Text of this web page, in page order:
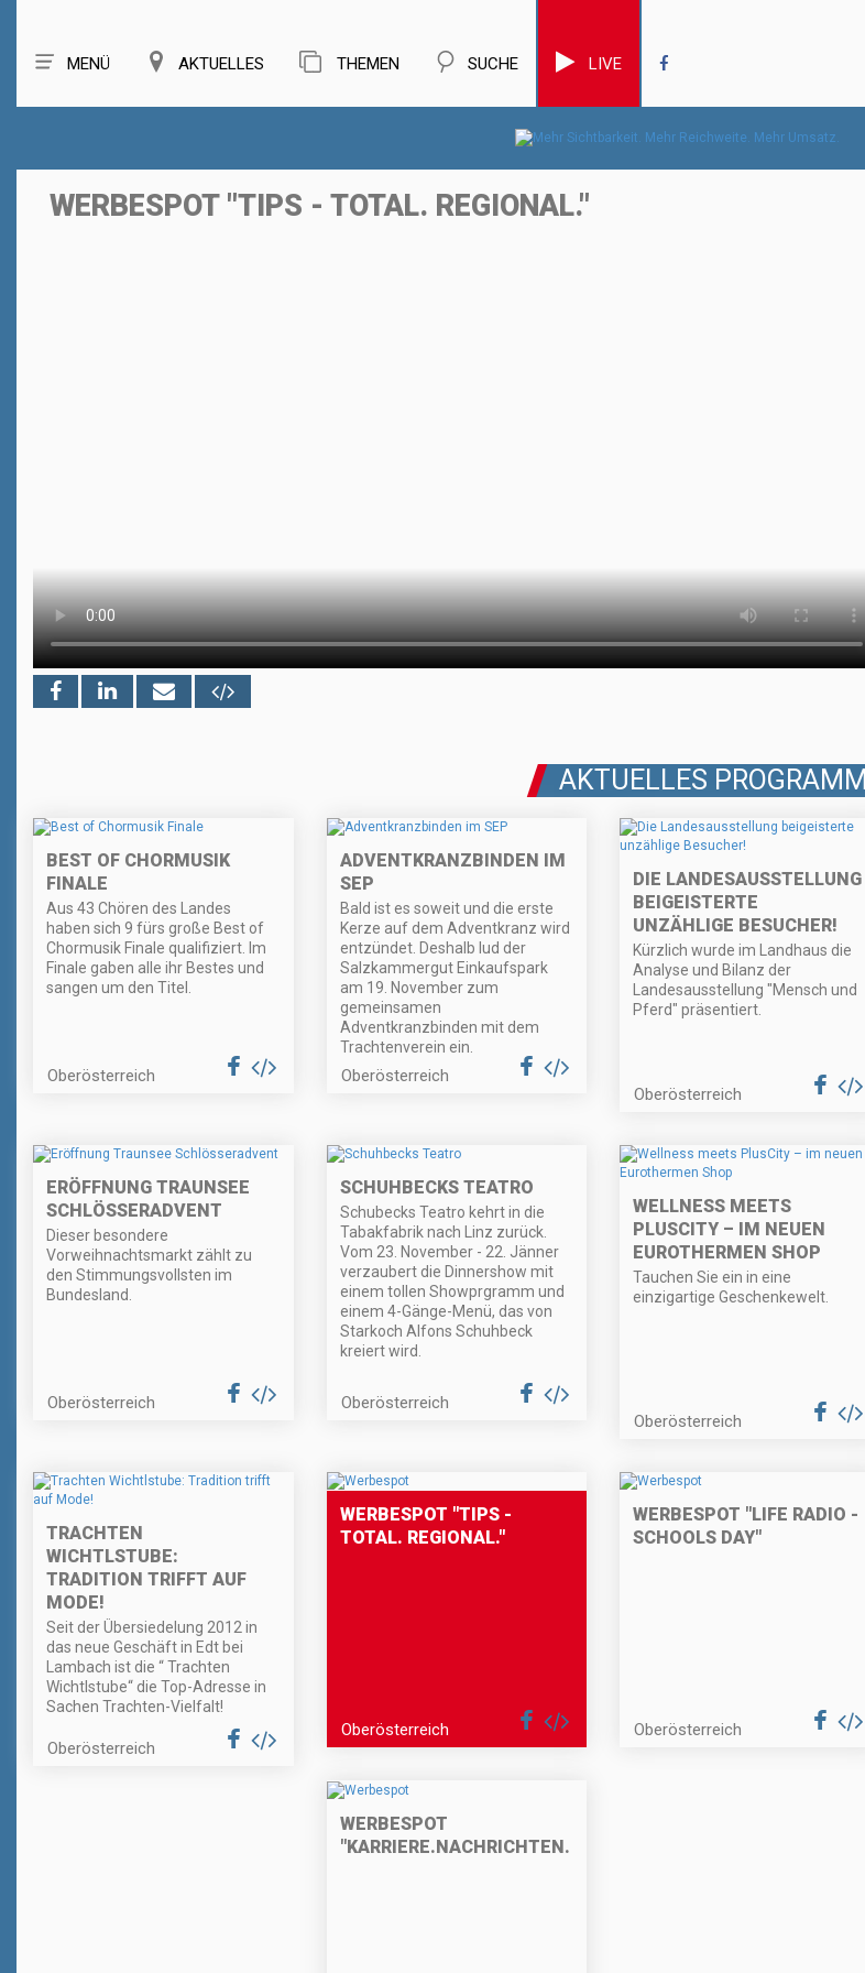
MENÜ AKTUELLES THEMEN SUCHE LIVE
WERBESPOT "TIPS - TOTAL. REGIONAL."
AKTUELLES PROGRAMM
BEST OF CHORMUSIK
FINALE
Aus 43 Chören des Landes
haben sich 9 fürs große Best of
Chormusik Finale qualifiziert. Im
Finale gaben alle ihr Bestes und
sangen um den Titel.
Oberösterreich
ADVENTKRANZBINDEN IM
SEP
Bald ist es soweit und die erste
Kerze auf dem Adventkranz wird
entzündet. Deshalb lud der
Salzkammergut Einkaufspark
am 19. November zum
gemeinsamen
Adventkranzbinden mit dem
Trachtenverein ein.
Oberösterreich
DIE LANDESAUSSTELLUNG
BEIGEISTERTE
UNZÄHLIGE BESUCHER!
Kürzlich wurde im Landhaus die
Analyse und Bilanz der
Landesausstellung "Mensch und
Pferd" präsentiert.
Oberösterreich
ERÖFFNUNG TRAUNSEE
SCHLÖSSERADVENT
Dieser besondere
Vorweihnachtsmarkt zählt zu
den Stimmungsvollsten im
Bundesland.
Oberösterreich
SCHUHBECKS TEATRO
Schubecks Teatro kehrt in die
Tabakfabrik nach Linz zurück.
Vom 23. November - 22. Jänner
verzaubert die Dinnershow mit
einem tollen Showprgramm und
einem 4-Gänge-Menü, das von
Starkoch Alfons Schuhbeck
kreiert wird.
Oberösterreich
WELLNESS MEETS
PLUSCITY – IM NEUEN
EUROTHERMEN SHOP
Tauchen Sie ein in eine
einzigartige Geschenkewelt.
Oberösterreich
TRACHTEN
WICHTLSTUBE:
TRADITION TRIFFT AUF
MODE!
Seit der Übersiedelung 2012 in
das neue Geschäft in Edt bei
Lambach ist die “ Trachten
Wichtlstube“ die Top-Adresse in
Sachen Trachten-Vielfalt!
Oberösterreich
WERBESPOT "TIPS -
TOTAL. REGIONAL."
Oberösterreich
WERBESPOT "LIFE RADIO -
SCHOOLS DAY"
Oberösterreich
WERBESPOT
"KARRIERE.NACHRICHTEN.AT"